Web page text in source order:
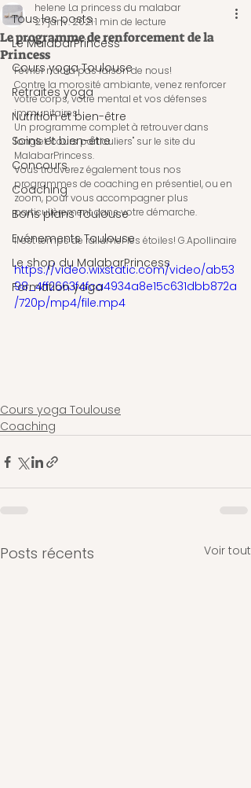
Tous les posts
Le MalabarPrincess
Cours yoga Toulouse
Retraites yoga
Nutrition et bien-être
Soins et bien-être
Concours
Coaching
Bons plans Toulouse
Evénements Toulouse
Le shop du MalabarPrincess
Formation yoga
Le programme de renforcement de la
Princess
helene La princess du malabar
27 janv. 20211 min de lecture
Février n'aura pas raison de nous!
Contre la morosité ambiante, venez renforcer
votre corps, votre mental et vos défenses
immunitaires!
Un programme complet à retrouver dans
l'onglet "cours particuliers" sur le site du
MalabarPrincess.
Vous trouverez également tous nos
programmes de coaching en présentiel, ou en
zoom, pour vous accompagner plus
particulièrement dans votre démarche.
Il est temps de rallumer les étoiles! G.Apollinaire
https://video.wixstatic.com/video/ab53
98_4ff2663f4fca4934a8e15c631dbb872a
/720p/mp4/file.mp4
Cours yoga Toulouse
Coaching
Posts récents Voir tout